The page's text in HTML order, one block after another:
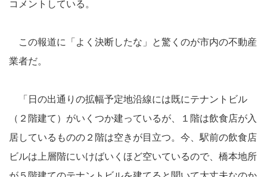
コメントしている。
この報道に「よく決断したな」と驚くのが市内の不動産
業者だ。
「日の出通りの拡幅予定地沿線には既にテナントビル
（２階建て）がいくつか建っているが、１階は飲食店が入
居しているものの２階は空きが目立つ。今、駅前の飲食店
ビルは上層階にいけばいくほど空いているので、橋本地所